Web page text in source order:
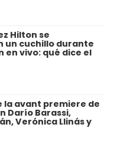
Hilton se
un cuchillo durante
en vivo: qué dice el
la avant premiere de
Darío Barassi,
Verónica Llinás y